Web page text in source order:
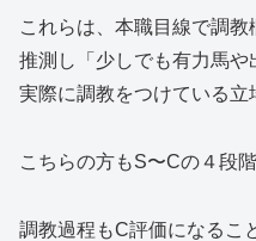
これらは、本職目線で調
推測し「少しでも有力馬や
実際に調教をつけている立
こちらの方もS〜Cの４段
調教過程もC評価になるこ